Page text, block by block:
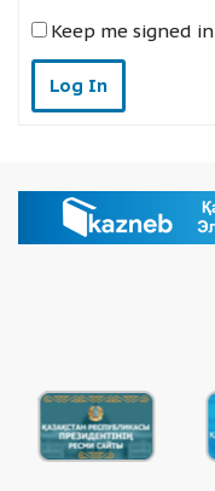
Keep me signed in
Log In